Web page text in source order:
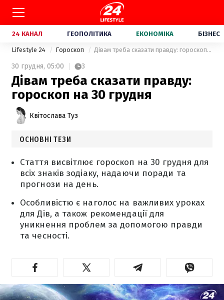
24 КАНАЛ ГЕОПОЛІТИКА ЕКОНОМІКА БІЗНЕС
Lifestyle 24 Гороскоп Дівам треба сказати правду: гороскоп на 30 грудня
30 грудня, 05:00 3
Дівам треба сказати правду:
гороскоп на 30 грудня
Квітослава Туз
ОСНОВНІ ТЕЗИ
Стаття висвітлює гороскоп на 30 грудня для
всіх знаків зодіаку, надаючи поради та
прогнози на день.
Особливістю є наголос на важливих уроках
для Дів, а також рекомендації для
уникнення проблем за допомогою правди
та чесності.